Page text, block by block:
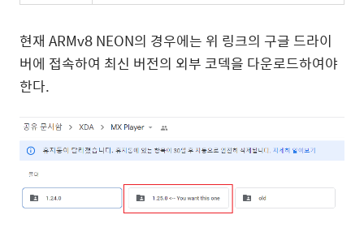
현재 ARMv8 NEON의 경우에는 위 링크의 구글 드라이
버에 접속하여 최신 버전의 외부 코덱을 다운로드하여야
한다.